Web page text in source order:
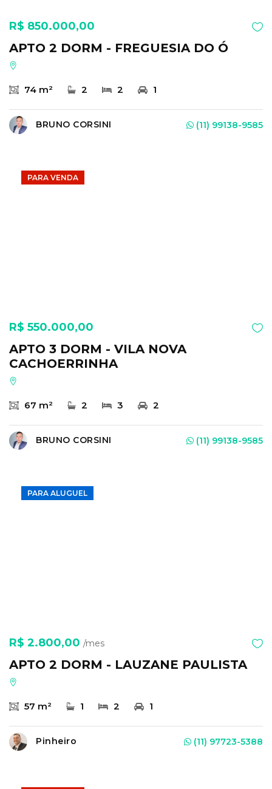
R$ 850.000,00
APTO 2 DORM - FREGUESIA DO Ó
74 m² 2 2 1
BRUNO CORSINI (11) 99138-9585
PARA VENDA
R$ 550.000,00
APTO 3 DORM - VILA NOVA
CACHOERRINHA
67 m² 2 3 2
BRUNO CORSINI (11) 99138-9585
PARA ALUGUEL
R$ 2.800,00 /mes
APTO 2 DORM - LAUZANE PAULISTA
57 m² 1 2 1
Pinheiro (11) 97723-5388